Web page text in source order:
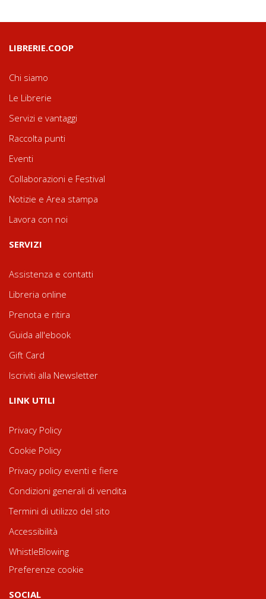
LIBRERIE.COOP
Chi siamo
Le Librerie
Servizi e vantaggi
Raccolta punti
Eventi
Collaborazioni e Festival
Notizie e Area stampa
Lavora con noi
SERVIZI
Assistenza e contatti
Libreria online
Prenota e ritira
Guida all'ebook
Gift Card
Iscriviti alla Newsletter
LINK UTILI
Privacy Policy
Cookie Policy
Privacy policy eventi e fiere
Condizioni generali di vendita
Termini di utilizzo del sito
Accessibilità
WhistleBlowing
Preferenze cookie
SOCIAL